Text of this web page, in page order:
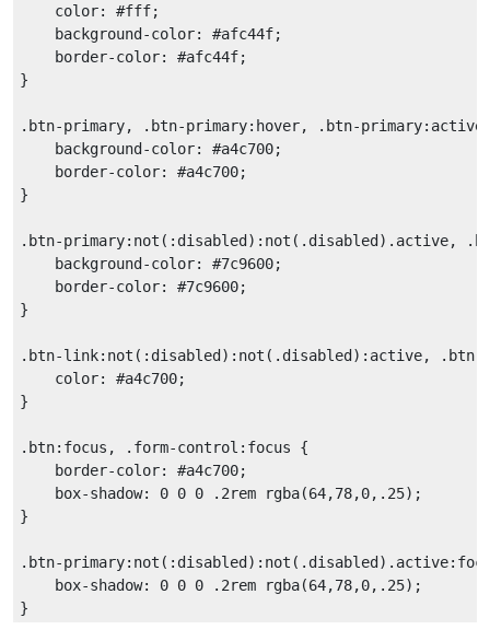
color: #fff;
background-color: #afc44f;
border-color: #afc44f;
}
.btn-primary, .btn-primary:hover, .btn-primary:active
background-color: #a4c700;
border-color: #a4c700;
}
.btn-primary:not( :disabled) :not(.disabled).active,
background-color: #7c9600;
border-color: #7c9600;
}
.btn-link:not( :disabled) :not(.disabled) :active,
.btn-
color: #a4c700;
}
.btn:focus , .form-control :focus {
border-color: #a4c700;
box-shadow: 0 0 0 . 2rem rgba(64,78,0,.25);
}
.btn-primary:not( :disabled) :not(.disabled).active
box-shadow: 0 0 0 . 2rem rgba(64,78,0,.25);